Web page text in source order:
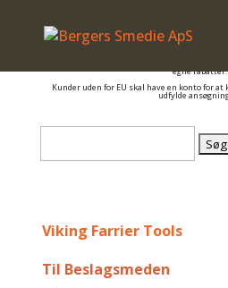
– også salg
egne rabatter.
Kunder uden for EU skal have en konto for
udfylde
efter:
Viking Farrier Tools
Til Beslagsmeden